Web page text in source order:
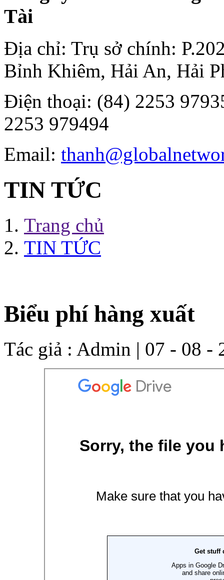
Tài
Địa chỉ: Trụ sở chính:
Bỉnh Khiêm, Hải An, Hải
Điện thoại: (84) 2253
2253 979494
Email:
TIN TỨC
Trang chủ
TIN TỨC
Biểu phí hàng xuất
Tác giả : Admin | 07 - 08 -